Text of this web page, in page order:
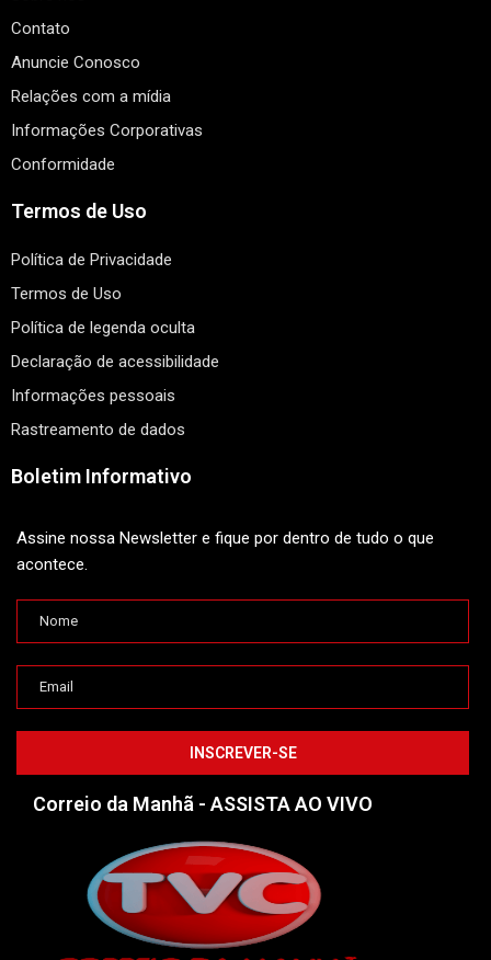
Contato
Anuncie Conosco
Relações com a mídia
Informações Corporativas
Conformidade
Termos de Uso
Política de Privacidade
Termos de Uso
Política de legenda oculta
Declaração de acessibilidade
Informações pessoais
Rastreamento de dados
Boletim Informativo
Assine nossa Newsletter e fique por dentro de tudo o que
acontece.
Correio da Manhã - ASSISTA AO VIVO